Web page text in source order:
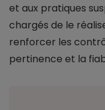
et aux pratiques
chargés de le
renforcer les
pertinence et la